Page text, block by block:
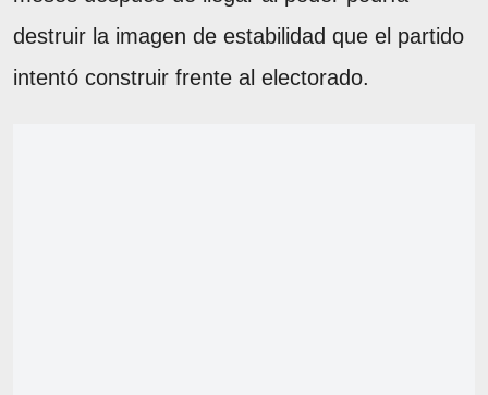
destruir la imagen de estabilidad que el partido
intentó construir frente al electorado.